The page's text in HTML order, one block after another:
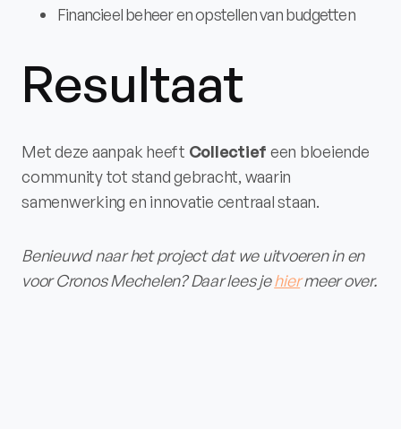
Financieel beheer en opstellen van budgetten
Resultaat
Met deze aanpak heeft Collectief een bloeiende
community tot stand gebracht, waarin
samenwerking en innovatie centraal staan.
Benieuwd naar het project dat we uitvoeren in en
voor Cronos Mechelen? Daar lees jehiermeer over.